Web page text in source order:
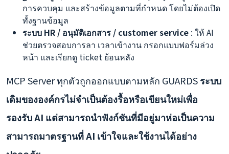
การควบคุม และสร้างข้อมูลตามที่กำหนด โดยไม่ต้องเปิด
ทั้งฐานข้อมูล
ระบบ HR / อนุมัติเอกสาร / customer service : ให้ AI
ช่วยตรวจสอบการลา เวลาเข้างาน กรอกแบบฟอร์มล่วง
หน้า และเรียกดู ticket ย้อนหลัง
MCP Server ทุกตัวถูกออกแบบตามหลัก GUARDSระบบ
เดิมขององค์กรไม่จำเป็นต้องรื้อหรือเขียนใหม่เพื่อ
รองรับ AI แต่สามารถนำฟังก์ชันที่มีอยู่มาห่อเป็นความ
สามารถมาตรฐานที่ AI เข้าใจและใช้งานได้อย่าง